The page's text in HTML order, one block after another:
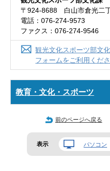
〒924-8688 白山市倉光二
電話：076-274-9573
ファクス：076-274-9546
観光文化スポーツ部文
フォームをご利用くださ
教育・文化・スポーツ
前のページへ戻る
表示 パソコン